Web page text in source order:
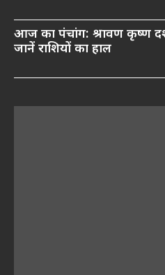
आज का पंचांग: श्रावण कृष्ण
जानें राशियों का हाल